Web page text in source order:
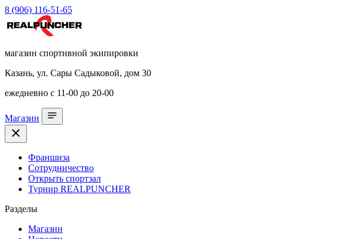
8 (906) 116-51-65
магазин спортивной экипировки
Казань, ул. Сары Садыковой, дом 30
ежедневно с 11-00 до 20-00
Магазин
Франшиза
Сотрудничество
Открыть спортзал
Турнир REALPUNCHER
Разделы
Магазин